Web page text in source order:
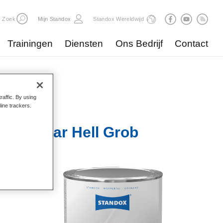
Zoek Mijn Standox Standox Wereldwijd
Trainingen Diensten Ons Bedrijf Contact
Hell Grob
By using
trackers.